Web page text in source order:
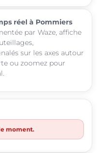
réel à Pommiers
par Waze, affiche
sur les axes autour
ou zoomez pour
moment.